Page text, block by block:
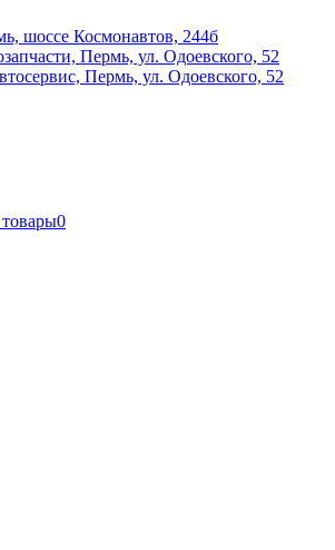
шоссе Космонавтов, 244б
Пермь, ул. Одоевского, 52
Пермь, ул. Одоевского, 52
0